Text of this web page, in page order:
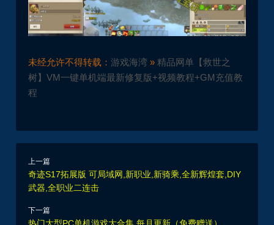
未经允许不得转载：游戏海湾 » 精品网单【救世之
树】VM一键单机端最新修复版+视频教程+GM充值教
程
上一篇
奇迹S17拓展版 可局域网,新职业,新骑乘,全新辉煌套,DIY
武器,全职业二连击
下一篇
热门大型PC单机游戏大合集 每月更新（免费赠送）